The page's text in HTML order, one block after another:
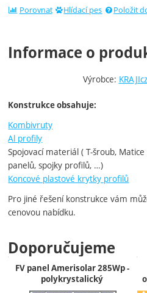
Porovnat Hlídací pes Položit
Informace o
Výrobce:
Konstrukce obsahuje:
Kombivruty
Al profily
Spojovací materiál ( T-šroub,
panelů, spojky profilů, …)
Koncové plastové krytky profilů
Pro jiné řešení konstrukce vám
cenovou nabídku.
Doporučujeme
FV panel Amerisolar 285Wp -
polykrystalický